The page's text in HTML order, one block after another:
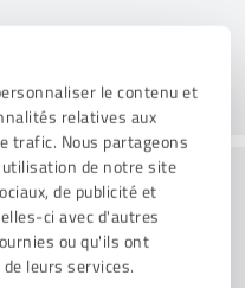
le contenu et
relatives aux
trafic. Nous partageons
de notre site
de publicité et
ci avec d'autres
ou qu'ils ont
leurs services.